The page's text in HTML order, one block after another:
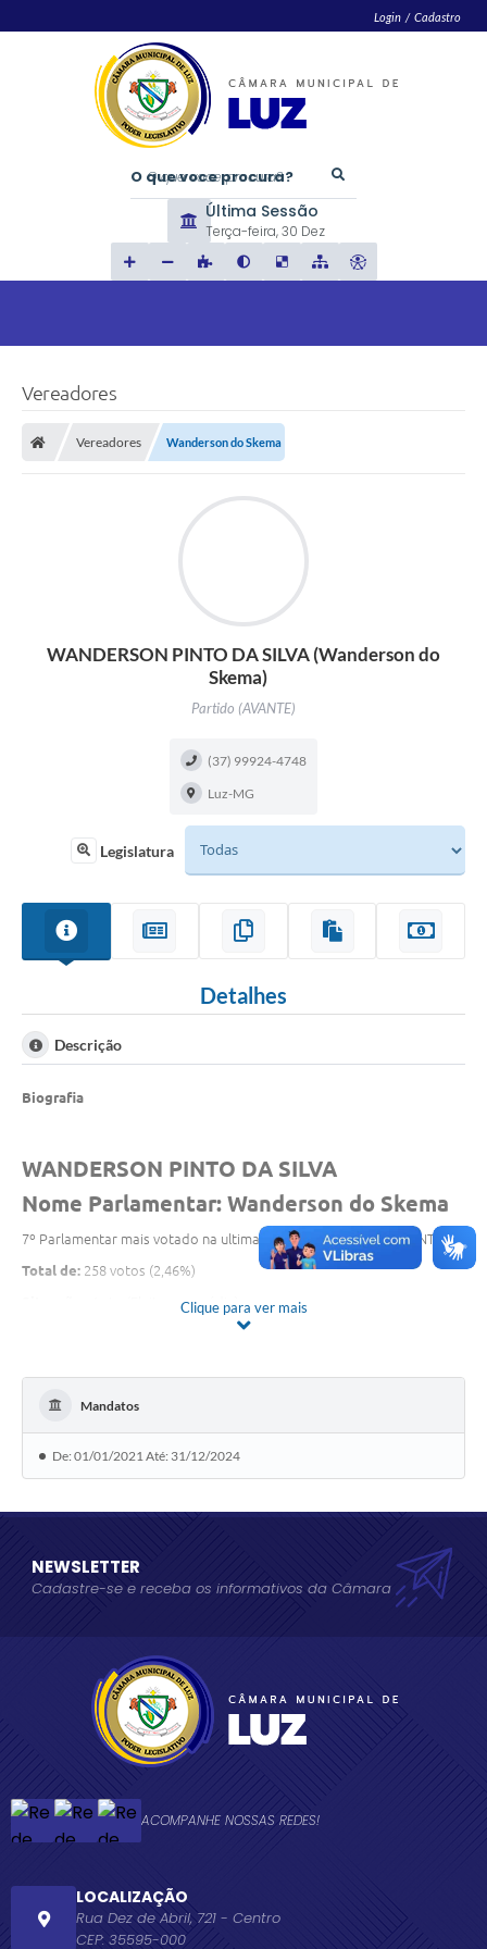
Login / Cadastro
O que voce procura?
Última Sessão
Terça-feira 30 Dez
Vereadores
Vereadores Wanderson do Skema
WANDERSON PINTO DA SILVA (Wanderson do
Skema)
Partido (AVANTE)
(37) 99924-4748
Luz-MG
Legislatura
Detalhes
Descrição
Biografia
WANDERSON PINTO DA SILVA
Nome Parlamentar: Wanderson do Skema
7º Parlamentar mais votado na ultima eleição pelo partido AVANTE
Total de: 258 votos (2,46%)
Apto (Eleito por média)
: 2004/2007 (
2016/2020 (DIVULGACANDTSE - 2016/2020 - WANDERSON)
Transparência 2021/2024 (candidatura e contas
eleitorais):DIVULGACANDTSE - WANDERSON
Idade:49 anos
Estado Civil:Casado(a)
Clique para ver mais
Mandatos
De: 01/01/2021 Até: 31/12/2024
ACOMPANHE NOSSAS REDES!
LOCALIZAÇÃO
Rua Dez de Abril, 721 - Centro
CEP: 35595-000
NEWSLETTER
Cadastre-se e receba os informativos da Câmara